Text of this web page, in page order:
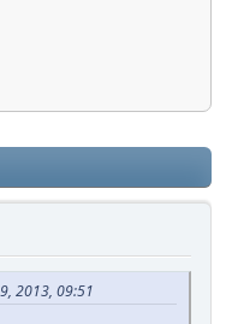
2013, 09:51